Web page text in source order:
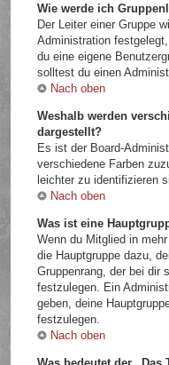
Wie werde ich
Der Leiter einer Gruppe
Administration
du eine eigene
solltest du einen
Nach oben
Weshalb werden
dargestellt?
Es ist der Board-
verschiedene Farben
leichter zu identifizieren
Nach oben
Was ist eine
Wenn du Mitglied in
die Hauptgruppe dazu,
Gruppenrang, der bei dir
festzulegen. Ein
geben, deine
festzulegen.
Nach oben